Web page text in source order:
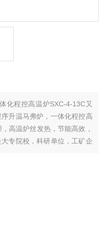
化程控高温炉SXC-4-13C又
升温马弗炉，一体化程控高
高温炉丝发热，节能高效，
专院校，科研单位，工矿企